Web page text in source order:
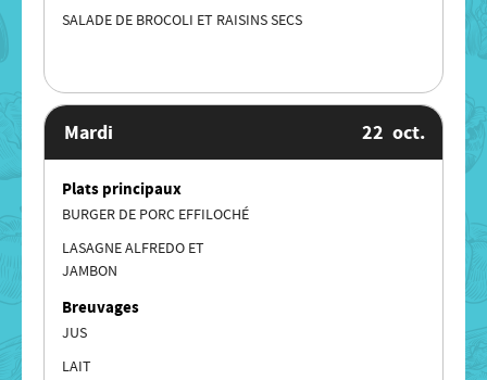
SALADE DE BROCOLI ET RAISINS SECS
Mardi 22 oct.
Plats principaux
BURGER DE PORC EFFILOCHÉ
LASAGNE ALFREDO ET
JAMBON
Breuvages
JUS
LAIT